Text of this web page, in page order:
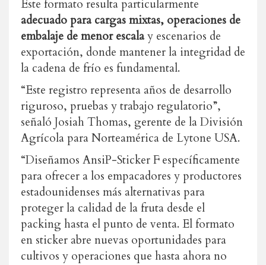
Este formato resulta particularmente
adecuado para cargas mixtas, operaciones de
embalaje de menor escalay escenarios de
exportación, donde mantener la integridad de
la cadena de frío es fundamental.
“Este registro representa años de desarrollo
riguroso, pruebas y trabajo regulatorio”,
señaló Josiah Thomas, gerente de la División
Agrícola para Norteamérica de Lytone USA.
“Diseñamos AnsiP-Sticker F específicamente
para ofrecer a los empacadores y productores
estadounidenses más alternativas para
proteger la calidad de la fruta desde el
packing hasta el punto de venta. El formato
en sticker abre nuevas oportunidades para
cultivos y operaciones que hasta ahora no